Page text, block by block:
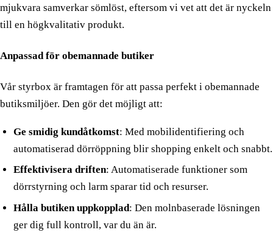
Kommun & offentligt
Gym & träning
Padel
Föreningslokal
Tvättstuga
Se alla lösningar Boka demo
mjukvara samverkar sömlöst, eftersom vi vet att det är nyckeln
till en högkvalitativ produkt.
Anpassad för obemannade butiker
Vår styrbox är framtagen för att passa perfekt i obemannade
butiksmiljöer. Den gör det möjligt att:
Ge smidig kundåtkomst: Med mobilidentifiering och
automatiserad dörröppning blir shopping enkelt och snabbt.
Effektivisera driften: Automatiserade funktioner som
dörrstyrning och larm sparar tid och resurser.
Hålla butiken uppkopplad: Den molnbaserade lösningen
ger dig full kontroll, var du än är.